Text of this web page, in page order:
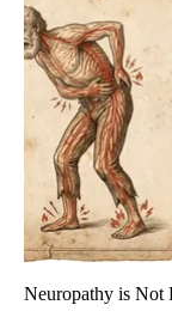
Neuropathy is Not